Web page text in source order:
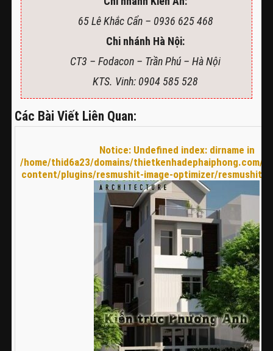
65 Lê Khắc Cẩn – 0936 625 468
Chi nhánh Hà Nội:
CT3 – Fodacon – Trần Phú – Hà Nội
KTS. Vinh: 0904 585 528
Các Bài Viết Liên Quan:
Notice: Undefined index: dirname in
/home/thid6a23/domains/thietkenhadephaiphong.com/
content/plugins/resmushit-image-optimizer/